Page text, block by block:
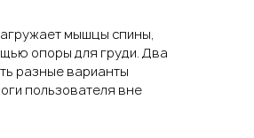
мышцы спины,
опоры для груди. Два
разные варианты
пользователя вне